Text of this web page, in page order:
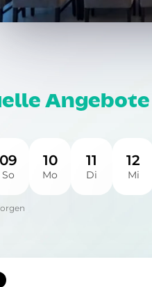
Angebote
09
So
10
Mo
11
Di
12
Mi